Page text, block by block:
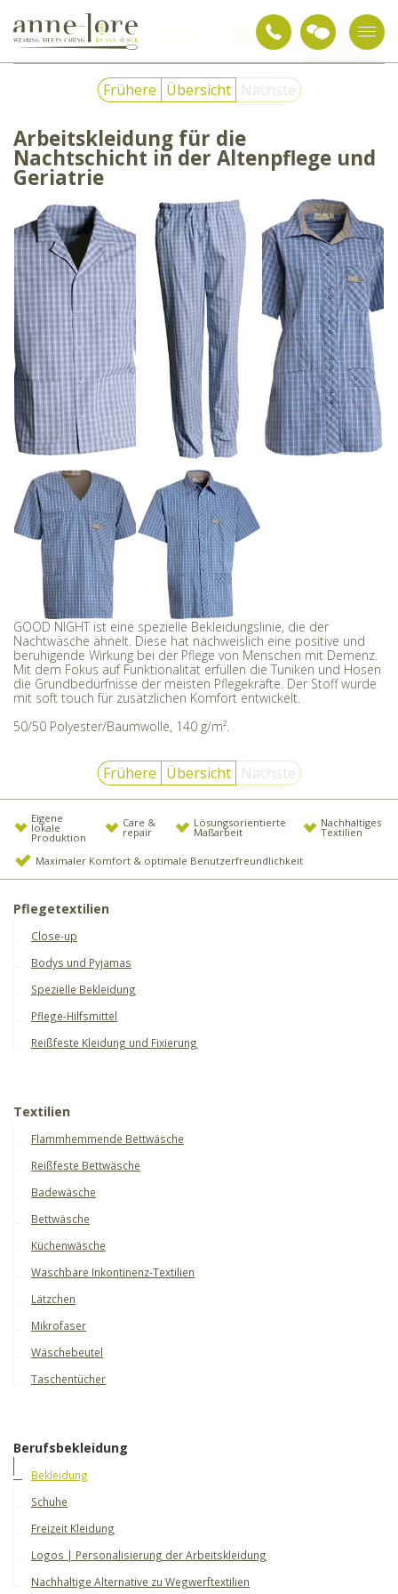
Berufsbekleidung
Pflege und
Gesundheit
Arbeitskleidung für
die Nachtschicht
in der Altenpflege
und Geriatrie
Frühere Übersicht Nächste
Arbeitskleidung für die
Nachtschicht in der Altenpflege und
Geriatrie
GOOD NIGHT ist eine spezielle Bekleidungslinie, die der
Nachtwäsche ähnelt. Diese hat nachweislich eine positive und
beruhigende Wirkung bei der Pflege von Menschen mit Demenz.
Mit dem Fokus auf Funktionalität erfüllen die Tuniken und Hosen
die Grundbedürfnisse der meisten Pflegekräfte. Der Stoff wurde
mit soft touch für zusätzlichen Komfort entwickelt.
50/50 Polyester/Baumwolle, 140 g/m².
Frühere Übersicht Nächste
Eigene
lokale
Produktion
Care &
repair
Lösungsorientierte
Maßarbeit
Nachhaltiges
Textilien
Maximaler Komfort & optimale Benutzerfreundlichkeit
Pflegetextilien
Close-up
Bodys und Pyjamas
Spezielle Bekleidung
Pflege-Hilfsmittel
Reißfeste Kleidung und Fixierung
Textilien
Flammhemmende Bettwäsche
Reißfeste Bettwäsche
Badewäsche
Bettwäsche
Küchenwäsche
Waschbare Inkontinenz-Textilien
Lätzchen
Mikrofaser
Wäschebeutel
Taschentücher
Berufsbekleidung
Bekleidung
Schuhe
Freizeit Kleidung
Logos | Personalisierung der Arbeitskleidung
Nachhaltige Alternative zu Wegwerftextilien